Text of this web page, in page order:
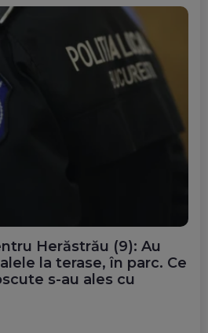
Herăstrău (9): Au
la terase, în parc. Ce
s-au ales cu